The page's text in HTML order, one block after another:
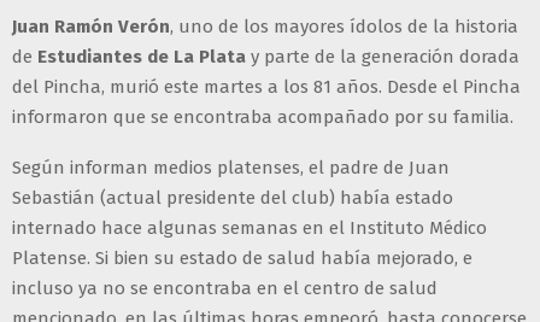
Juan Ramón Verón, uno de los mayores ídolos de la historia
de Estudiantes de La Plata y parte de la generación dorada
del Pincha, murió este martes a los 81 años. Desde el Pincha
informaron que se encontraba acompañado por su familia.
Según informan medios platenses, el padre de Juan
Sebastián (actual presidente del club) había estado
internado hace algunas semanas en el Instituto Médico
Platense. Si bien su estado de salud había mejorado, e
incluso ya no se encontraba en el centro de salud